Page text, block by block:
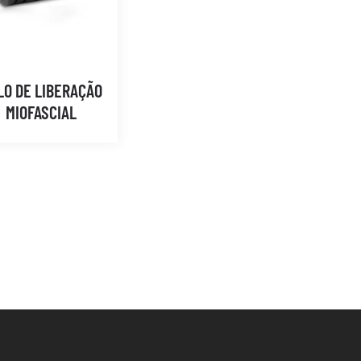
DE LIBERAÇÃO
MIOFASCIAL